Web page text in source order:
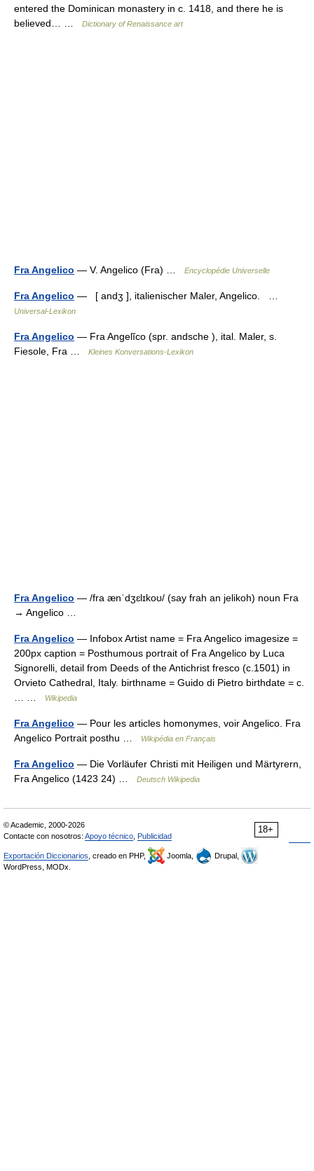
entered the Dominican monastery in c. 1418, and there he is
believed… …
Dictionary of Renaissance art
Fra Angelico — V. Angelico (Fra) … Encyclopédie Universelle
Fra Angelico — [ andʒ ], italienischer Maler, Angelico. …
Universal-Lexikon
Fra Angelico — Fra Angelĭco (spr. andsche ), ital. Maler, s.
Fiesole, Fra …
Kleines Konversations-Lexikon
Fra Angelico — /fra ænˈdʒɛlɪkoʊ/ (say frah an jelikoh) noun Fra
→ Angelico …
Fra Angelico — Infobox Artist name = Fra Angelico imagesize =
200px caption = Posthumous portrait of Fra Angelico by Luca
Signorelli, detail from Deeds of the Antichrist fresco (c.1501) in
Orvieto Cathedral, Italy. birthname = Guido di Pietro birthdate = c.
Wikipedia
Fra Angelico — Pour les articles homonymes, voir Angelico. Fra
Angelico Portrait posthu …
Wikipédia en Français
Fra Angelico — Die Vorläufer Christi mit Heiligen und Märtyrern,
Fra Angelico (1423 24) …
Deutsch Wikipedia
18+
© Academic, 2000-2026
Contacte con nosotros: Apoyo técnico Publicidad
Exportación Diccionarios , creado en PHP, Joomla,
Drupal,
WordPress, MODx.